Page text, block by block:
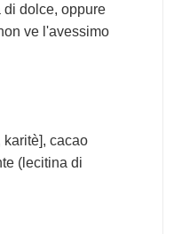
dolce, oppure
ve l'avessimo
cacao
(lecitina di